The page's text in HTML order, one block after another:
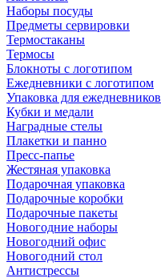
Наборы посуды
Предметы сервировки
Термостаканы
Термосы
Блокноты с логотипом
Ежедневники с логотипом
Упаковка для ежедневников
Кубки и медали
Наградные стелы
Плакетки и панно
Пресс-папье
Жестяная упаковка
Подарочная упаковка
Подарочные коробки
Подарочные пакеты
Новогодние наборы
Новогодний офис
Новогодний стол
Антистрессы